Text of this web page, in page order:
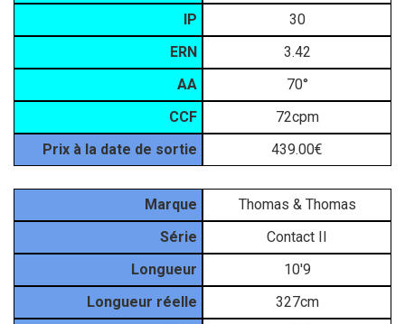
IP
30
ERN
3.42
AA
70°
CCF
72cpm
Prix à la date de sortie
439.00€
Marque
Thomas & Thomas
Série
Contact II
Longueur
10'9
Longueur réelle
327cm